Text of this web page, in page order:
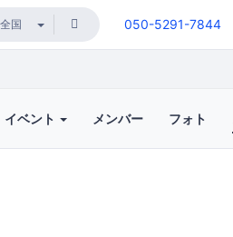
050-5291-7844
イベント メンバー フォト